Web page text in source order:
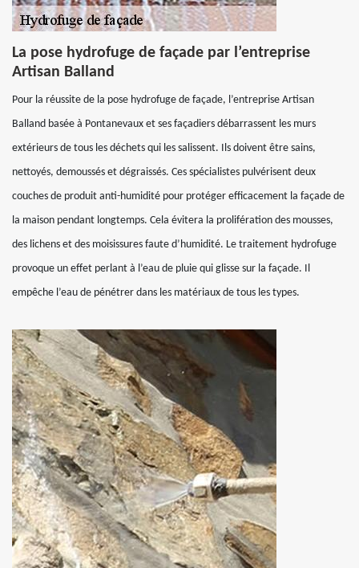
La pose hydrofuge de façade par l’entreprise
Artisan Balland
Pour la réussite de la pose hydrofuge de façade, l’entreprise Artisan
Balland basée à Pontanevaux et ses façadiers débarrassent les murs
extérieurs de tous les déchets qui les salissent. Ils doivent être sains,
nettoyés, demoussés et dégraissés. Ces spécialistes pulvérisent deux
couches de produit anti-humidité pour protéger efficacement la façade de
la maison pendant longtemps. Cela évitera la prolifération des mousses,
des lichens et des moisissures faute d’humidité. Le traitement hydrofuge
provoque un effet perlant à l’eau de pluie qui glisse sur la façade. Il
empêche l’eau de pénétrer dans les matériaux de tous les types.